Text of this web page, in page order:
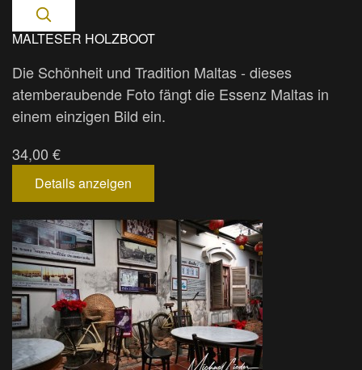
MALTESER HOLZBOOT
Die Schönheit und Tradition Maltas - dieses
atemberaubende Foto fängt die Essenz Maltas in
einem einzigen Bild ein.
34,00 €
Details anzeigen